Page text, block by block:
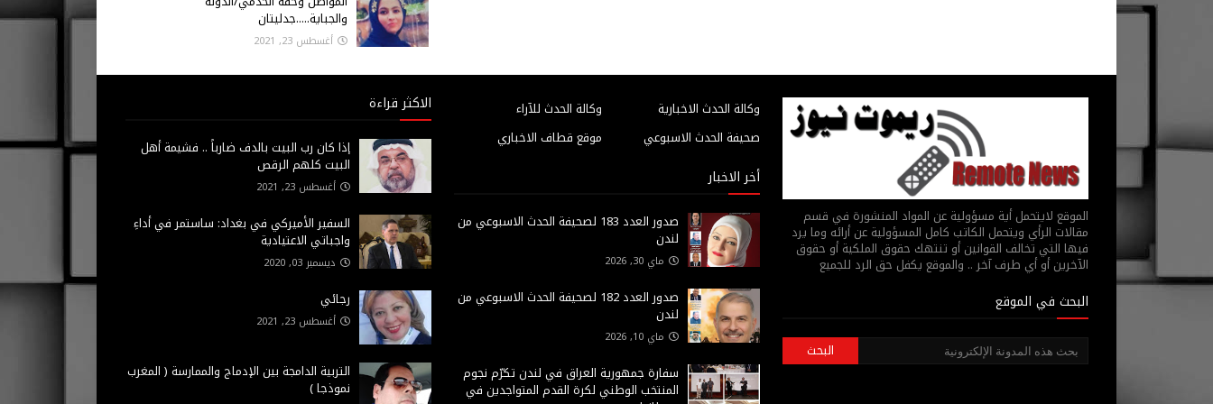
والجباية.....جدليتان
أغسطس 23, 2021
الموقع لايتحمل أية مسؤولية عن المواد المنشورة في قسم
مقالات الرأي ويتحمل الكاتب كامل المسؤولية عن أرائه وما يرد
فيها التي تخالف القوانين أو تنتهك حقوق الملكية أو حقوق
الآخرين أو أي طرف آخر .. والموقع يكفل حق الرد للجميع
البحث في الموقع
وكالة الحدث للآراء
وكالة الحدث الاخبارية
موقع قطاف الاخباري
صحيفة الحدث الاسبوعي
أخر الاخبار
صدور العدد 183 لصحيفة الحدث الاسبوعي من
لندن
ماي 30, 2026
صدور العدد 182 لصحيفة الحدث الاسبوعي من
لندن
ماي 10, 2026
سفارة جمهورية العراق في لندن تكرّم نجوم
المنتخب الوطني لكرة القدم المتواجدين في
الاكثر قراءة
إذا كان رب البيت بالدف ضارباً .. فشيمة أهل
البيت كلهم الرقص
أغسطس 23, 2021
السفير الأميركي في بغداد: ساستمر في أداءِ
واجباتي الاعتيادية
ديسمبر 03, 2020
رجائي
أغسطس 23, 2021
التربية الدامجة بين الإدماج والممارسة ( المغرب
نموذجا )